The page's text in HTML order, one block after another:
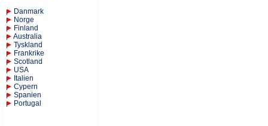
Danmark
Norge
Finland
Australia
Tyskland
Frankrike
Scotland
USA
Italien
Cypern
Spanien
Portugal